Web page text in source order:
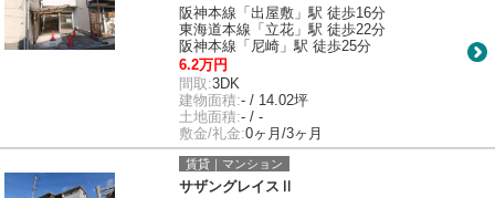
阪神本線「出屋敷」駅 徒歩16分
東海道本線「立花」駅 徒歩22分
阪神本線「尼崎」駅 徒歩25分
6.2万円
間取:3DK
建物面積:- / 14.02坪
土地面積:- / -
敷金/礼金:0ヶ月/3ヶ月
賃貸｜マンション
サザングレイスⅡ